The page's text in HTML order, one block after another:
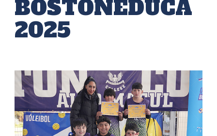
BOSTONEDUCA
2025